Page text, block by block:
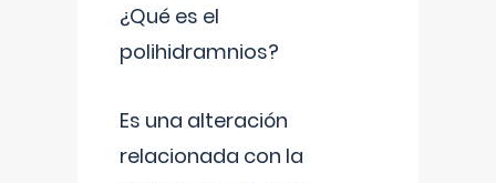
¿Qué es el
polihidramnios?
Es una alteración
relacionada con la